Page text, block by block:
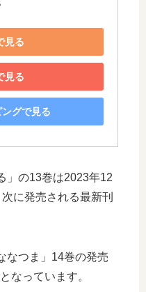
見る
見る
グで見る
」の13巻は2023年12
に発売される最新刊
なつま」14巻の発売
なっています。